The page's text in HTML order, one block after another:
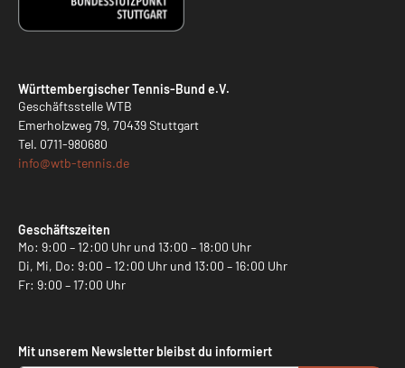
Württembergischer Tennis-Bund e.V.
Geschäftsstelle WTB
Emerholzweg 79, 70439 Stuttgart
Tel. 0711-980680
info@wtb-tennis.de
Geschäftszeiten
Mo: 9:00 – 12:00 Uhr und 13:00 – 18:00 Uhr
Di, Mi, Do: 9:00 – 12:00 Uhr und 13:00 – 16:00 Uhr
Fr: 9:00 – 17:00 Uhr
Mit unserem Newsletter bleibst du informiert